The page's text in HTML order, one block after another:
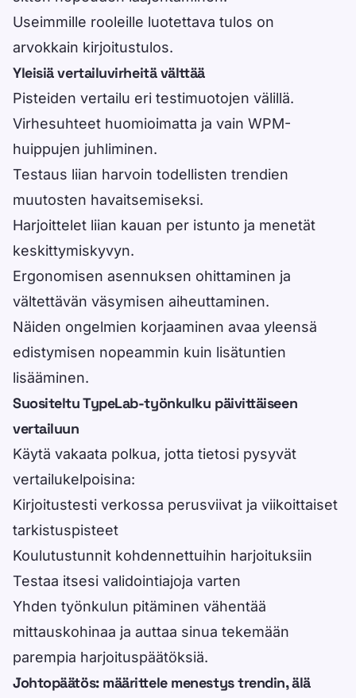
Useimmille rooleille luotettava tulos on
arvokkain kirjoitustulos.
Yleisiä vertailuvirheitä välttää
Pisteiden vertailu eri testimuotojen välillä.
Virhesuhteet huomioimatta ja vain WPM-
huippujen juhliminen.
Testaus liian harvoin todellisten trendien
muutosten havaitsemiseksi.
Harjoittelet liian kauan per istunto ja menetät
keskittymiskyvyn.
Ergonomisen asennuksen ohittaminen ja
vältettävän väsymisen aiheuttaminen.
Näiden ongelmien korjaaminen avaa yleensä
edistymisen nopeammin kuin lisätuntien
lisääminen.
Suositeltu TypeLab-työnkulku päivittäiseen
vertailuun
Käytä vakaata polkua, jotta tietosi pysyvät
vertailukelpoisina:
Kirjoitustesti verkossa perusviivat ja viikoittaiset
tarkistuspisteet
Koulutustunnit kohdennettuihin harjoituksiin
Testaa itsesi validointiajoja varten
Yhden työnkulun pitäminen vähentää
mittauskohinaa ja auttaa sinua tekemään
parempia harjoituspäätöksiä.
Johtopäätös: määrittele menestys trendin, älä